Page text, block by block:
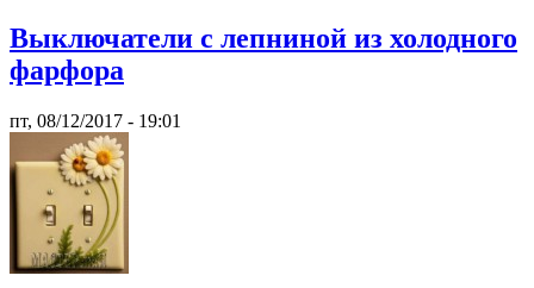
Выключатели с лепниной из холодного
фарфора
пт, 08/12/2017 - 19:01